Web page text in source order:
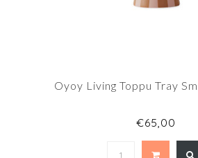
Oyoy Living Toppu Tray
€65,00